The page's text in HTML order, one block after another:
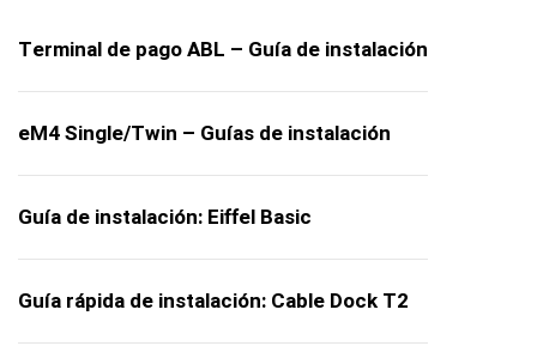
Terminal de pago ABL – Guía de instalación
eM4 Single/Twin – Guías de instalación
Guía de instalación: Eiffel Basic
Guía rápida de instalación: Cable Dock T2